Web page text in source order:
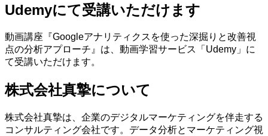
Udemyにて受講いただけます
動画講座『Googleアナリティクスを使った深掘りと改善視
点の分析アプローチ』は、動画学習サービス「Udemy」に
て受講いただけます。
株式会社真摯について
株式会社真摯は、企業のデジタルマーケティングを伴走する
コンサルティング会社です。データ分析とマーケティング視